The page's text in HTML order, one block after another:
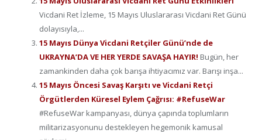
Vicdani Ret İzleme, 15 Mayıs Uluslararası Vicdani Ret Günü
dolayısıyla,...
15 Mayıs Dünya Vicdani Retçiler Günü’nde de
UKRAYNA’DA VE HER YERDE SAVAŞA HAYIR! Bugün, her
zamankinden daha çok barışa ihtiyacımız var. Barışı inşa...
15 Mayıs Öncesi Savaş Karşıtı ve Vicdani Retçi
Örgütlerden Küresel Eylem Çağrısı: #RefuseWar
#RefuseWar kampanyası, dünya çapında toplumların
militarizasyonunu destekleyen hegemonik kamusal